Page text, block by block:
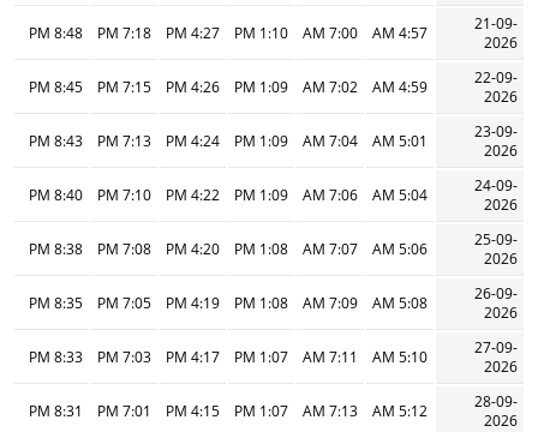
21-09-
2026
4:57 AM
7:00 AM
1:10 PM
4:27 PM
7:18 PM
8:48 PM
22-09-
2026
4:59 AM
7:02 AM
1:09 PM
4:26 PM
7:15 PM
8:45 PM
23-09-
2026
5:01 AM
7:04 AM
1:09 PM
4:24 PM
7:13 PM
8:43 PM
24-09-
2026
5:04 AM
7:06 AM
1:09 PM
4:22 PM
7:10 PM
8:40 PM
25-09-
2026
5:06 AM
7:07 AM
1:08 PM
4:20 PM
7:08 PM
8:38 PM
26-09-
2026
5:08 AM
7:09 AM
1:08 PM
4:19 PM
7:05 PM
8:35 PM
27-09-
2026
5:10 AM
7:11 AM
1:07 PM
4:17 PM
7:03 PM
8:33 PM
28-09-
2026
5:12 AM
7:13 AM
1:07 PM
4:15 PM
7:01 PM
8:31 PM